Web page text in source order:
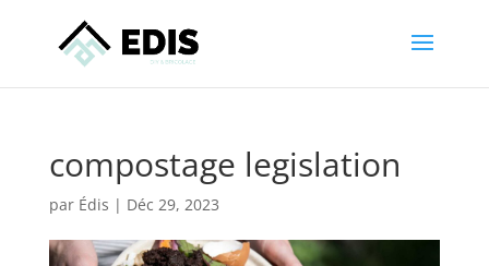
compostage legislation
par Édis | Déc 29, 2023